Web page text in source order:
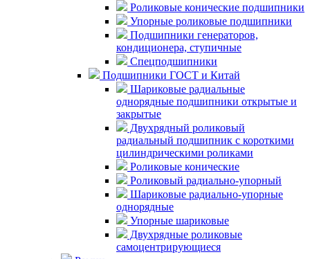
Роликовые конические подшипники
Упорные роликовые подшипники
Подшипники генераторов,
кондиционера, ступичные
Спецподшипники
Подшипники ГОСТ и Китай
Шариковые радиальные
однорядные подшипники открытые и
закрытые
Двухрядный роликовый
радиальный подшипник с короткими
цилиндрическими роликами
Роликовые конические
Роликовый радиально-упорный
Шариковые радиально-упорные
однорядные
Упорные шариковые
Двухрядные роликовые
самоцентрирующиеся